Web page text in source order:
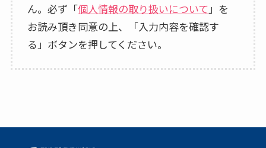
ん。必ず「個人情報の取り扱いについて 」を
お読み頂き同意の上、「入力内容を確認す
る」ボタンを押してください。